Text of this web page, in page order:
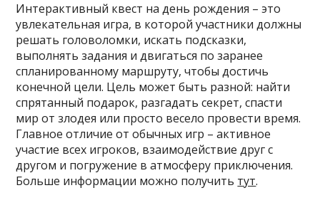
Интерактивный квест на день рождения – это
увлекательная игра, в которой участники должны
решать головоломки, искать подсказки,
выполнять задания и двигаться по заранее
спланированному маршруту, чтобы достичь
конечной цели. Цель может быть разной: найти
спрятанный подарок, разгадать секрет, спасти
мир от злодея или просто весело провести время.
Главное отличие от обычных игр – активное
участие всех игроков, взаимодействие друг с
другом и погружение в атмосферу приключения.
Больше информации можно получить тут.